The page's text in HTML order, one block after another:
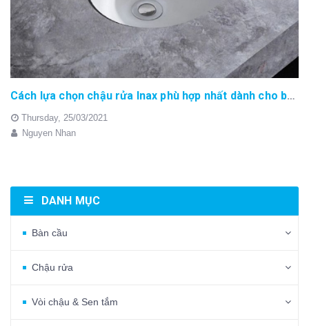
Cách lựa chọn chậu rửa Inax phù hợp nhất dành cho bạn
Thursday, 25/03/2021
Nguyen Nhan
DANH MỤC
Bàn cầu
Chậu rửa
Vòi chậu & Sen tắm